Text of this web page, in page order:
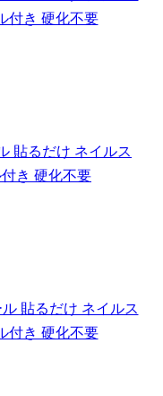
付き 硬化不要
貼るだけ ネイルス
き 硬化不要
貼るだけ ネイルス
付き 硬化不要